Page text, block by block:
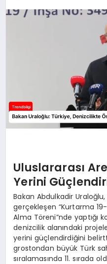
Uluslararası
Yerini
Bakan Abdulkadir Uraloğlu,
gerçekleşen “Kurtarma
Alma Töreni”nde yaptığı
denizcilik alanındaki
yerini güçlendirdiğini
grostondan büyük Türk
sıralamasında 11. sırada